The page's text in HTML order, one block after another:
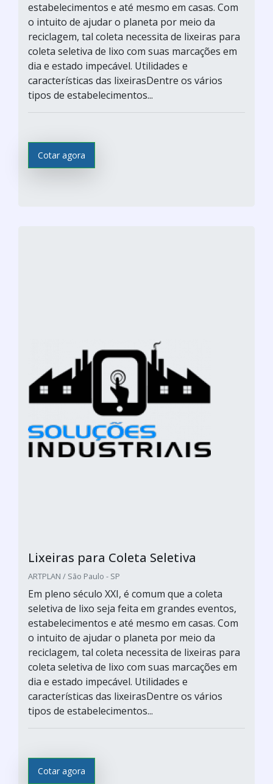
estabelecimentos e até mesmo em casas. Com
o intuito de ajudar o planeta por meio da
reciclagem, tal coleta necessita de lixeiras para
coleta seletiva de lixo com suas marcações em
dia e estado impecável. Utilidades e
características das lixeirasDentre os vários
tipos de estabelecimentos...
Cotar agora
Lixeiras para Coleta Seletiva
ARTPLAN / São Paulo - SP
Em pleno século XXI, é comum que a coleta
seletiva de lixo seja feita em grandes eventos,
estabelecimentos e até mesmo em casas. Com
o intuito de ajudar o planeta por meio da
reciclagem, tal coleta necessita de lixeiras para
coleta seletiva de lixo com suas marcações em
dia e estado impecável. Utilidades e
características das lixeirasDentre os vários
tipos de estabelecimentos...
Cotar agora